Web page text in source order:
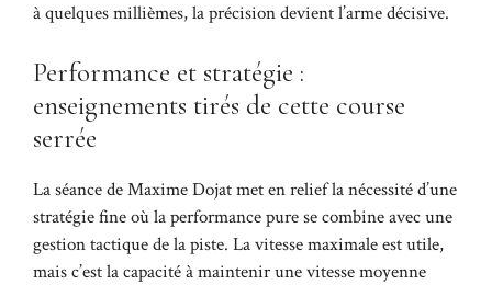
à quelques millièmes, la précision devient l’arme décisive.
Performance et stratégie :
enseignements tirés de cette course
serrée
La séance de Maxime Dojat met en relief la nécessité d’une
stratégie fine où la performance pure se combine avec une
gestion tactique de la piste. La vitesse maximale est utile,
mais c’est la capacité à maintenir une vitesse moyenne